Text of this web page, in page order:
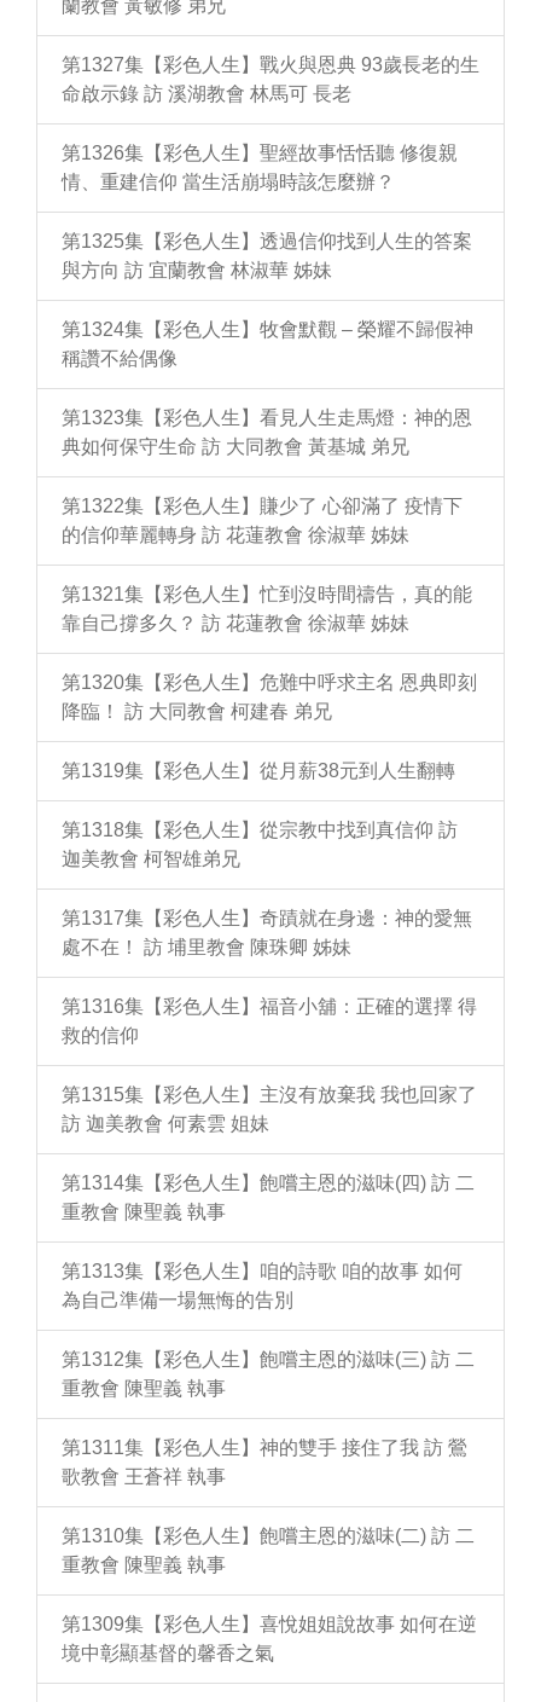
蘭教會 黃敏修 弟兄
第1327集【彩色人生】戰火與恩典 93歲長老的生
命啟示錄 訪 溪湖教會 林馬可 長老
第1326集【彩色人生】聖經故事恬恬聽 修復親
情、重建信仰 當生活崩塌時該怎麼辦？
第1325集【彩色人生】透過信仰找到人生的答案
與方向 訪 宜蘭教會 林淑華 姊妹
第1324集【彩色人生】牧會默觀 – 榮耀不歸假神
稱讚不給偶像
第1323集【彩色人生】看見人生走馬燈：神的恩
典如何保守生命 訪 大同教會 黃基城 弟兄
第1322集【彩色人生】賺少了 心卻滿了 疫情下
的信仰華麗轉身 訪 花蓮教會 徐淑華 姊妹
第1321集【彩色人生】忙到沒時間禱告，真的能
靠自己撐多久？ 訪 花蓮教會 徐淑華 姊妹
第1320集【彩色人生】危難中呼求主名 恩典即刻
降臨！ 訪 大同教會 柯建春 弟兄
第1319集【彩色人生】從月薪38元到人生翻轉
第1318集【彩色人生】從宗教中找到真信仰 訪
迦美教會 柯智雄弟兄
第1317集【彩色人生】奇蹟就在身邊：神的愛無
處不在！ 訪 埔里教會 陳珠卿 姊妹
第1316集【彩色人生】福音小舖：正確的選擇 得
救的信仰
第1315集【彩色人生】主沒有放棄我 我也回家了
訪 迦美教會 何素雲 姐妹
第1314集【彩色人生】飽嚐主恩的滋味(四) 訪 二
重教會 陳聖義 執事
第1313集【彩色人生】咱的詩歌 咱的故事 如何
為自己準備一場無悔的告別
第1312集【彩色人生】飽嚐主恩的滋味(三) 訪 二
重教會 陳聖義 執事
第1311集【彩色人生】神的雙手 接住了我 訪 鶯
歌教會 王蒼祥 執事
第1310集【彩色人生】飽嚐主恩的滋味(二) 訪 二
重教會 陳聖義 執事
第1309集【彩色人生】喜悅姐姐說故事 如何在逆
境中彰顯基督的馨香之氣